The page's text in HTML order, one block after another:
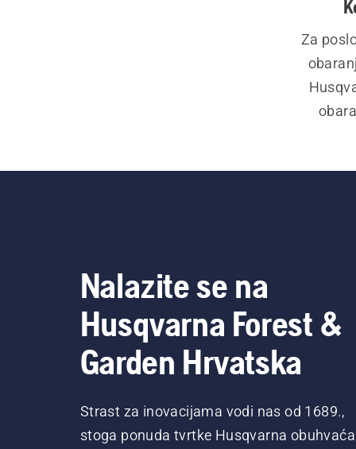
Za
Nalazite se na
Husqvarna Forest &
Garden Hrvatska
Strast za inovacijama vodi nas od 1689.,
stoga ponuda tvrtke Husqvarna obuhvaća